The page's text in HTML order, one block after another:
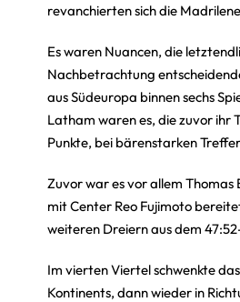
revanchierten sich die
Es waren Nuancen, die
Nachbetrachtung
aus Südeuropa binnen sechs
Latham waren es, die zuvor ihr
Punkte, bei bärenstarken
Zuvor war es vor allem
mit Center Reo Fujimoto
weiteren Dreiern aus dem
Im vierten Viertel schwenkte
Kontinents, dann wieder in